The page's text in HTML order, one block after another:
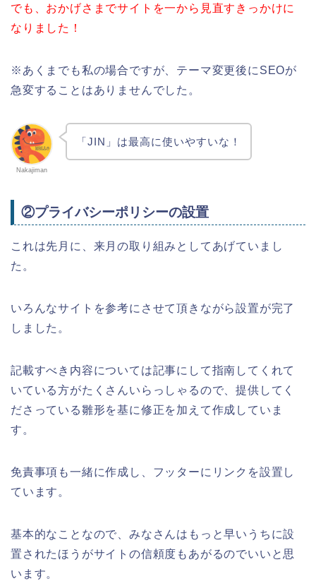
でも、おかげさまでサイトを一から見直すきっかけに
なりました！
※あくまでも私の場合ですが、テーマ変更後にSEOが
急変することはありませんでした。
Nakajiman
「JIN」は最高に使いやすいな！
②プライバシーポリシーの設置
これは先月に、来月の取り組みとしてあげていまし
た。
いろんなサイトを参考にさせて頂きながら設置が完了
しました。
記載すべき内容については記事にして指南してくれて
いている方がたくさんいらっしゃるので、提供してく
ださっている雛形を基に修正を加えて作成していま
す。
免責事項も一緒に作成し、フッターにリンクを設置し
ています。
基本的なことなので、みなさんはもっと早いうちに設
置されたほうがサイトの信頼度もあがるのでいいと思
います。